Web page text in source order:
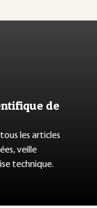
de
les articles
veille
technique.